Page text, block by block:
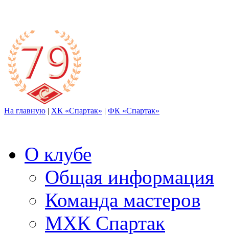
На главную | ХК «Спартак» | ФК «Спартак»
О клубе
Общая информация
Команда мастеров
МХК Спартак